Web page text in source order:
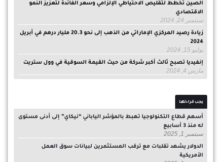
الصين تخطط لتقليص الاحتياطي الإلزامي وسعر الفائدة لتعزيز النمو
الاقتصادي
سبتمبر 24, 2024
زيادة رصيد المركزي الإماراتي من الذهب إلى نحو 20.3 مليار درهم في أبريل
2024
يوليو 15, 2024
إنفيديا تصبح ثالث أكبر شركة من حيث القيمة السوقية في وول ستريت
مارس 4, 2024
يجب قراءتها
أسهم قطاع التكنولوجيا تهبط بالمؤشر الياباني “نيكاي” إلى أدنى مستوى
له منذ 3 أسابيع
سبتمبر 1, 2025
الدولار يشهد تقلبات مع ترقب المستثمرين لبيانات سوق العمل
الأمريكية